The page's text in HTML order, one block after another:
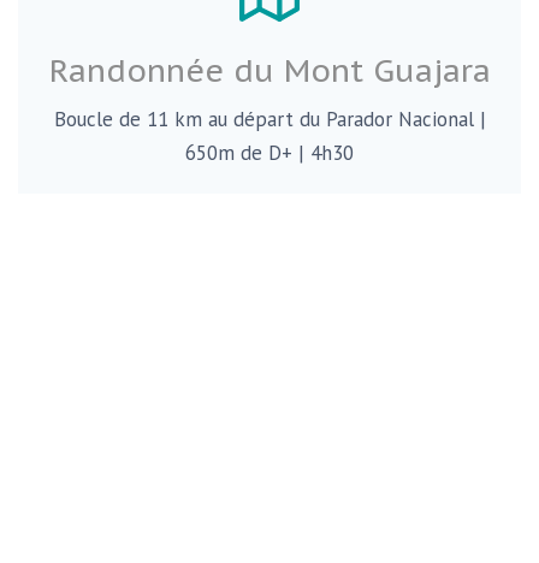
Randonnée du Mont Guajara
Boucle de 11 km au départ du Parador Nacional |
650m de D+ | 4h30